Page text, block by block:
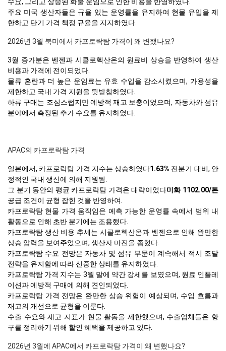
수요, 그리고 상승된 화물 운임으로 인한 비용을 반영하였다.
주요 미국 생산자들은 규율 있는 운영률을 유지하여 현물 유입을 제
한하고 단기 가격 책정 규율을 지지하였다.
2026년 3월 북미에서 카프로락탐 가격이 왜 변했나요?
3월 증가분은 벤젠과 시클로헥산온의 원료비 상승을 반영하여 생산
비용과 가격에 전이되었다.
물류 혼란과 더 높은 운임료는 유효 수입을 감소시켰으며, 가용성을
제한하고 국내 가격 지원을 뒷받침하였다.
하류 구매는 조심스럽지만 예방적 재고 보충이었으며, 자동차와 섬유
분야에서 측정된 추가 수요를 유지하였다.
APAC의 카프로락탐 가격
일본에서, 카프로락탐 가격 지수는 상승하였다1.63% 전분기 대비, 안
정적인 국내 생산에 의해 지원됨.
그 분기 동안의 평균 카프로락탐 가격은 대략이었다미화 1102.00/톤
공급 조건이 균형 잡힌 것을 반영하여.
카프로락탐 현물 가격 움직임은 예측 가능한 운영률 속에서 범위 내
활동으로 인해 초반 분기에는 조용했다.
카프로락탐 생산 비용 추세는 시클로헥산온과 벤젠으로 인해 완만한
상승 압력을 보여주었으며, 생산자 마진을 좁혔다.
카프로락탐 수요 전망은 자동차 및 섬유 부문이 계속해서 적시 조달
전략을 유지함에 따라 신중한 상태를 유지하였다.
카프로락탐 가격 지수는 3월 말에 약간 강세를 보였으며, 원료 인플레
이션과 예방적 구매에 의해 견인되었다.
카프로락탐 가격 전망은 완만한 상승 위험이 예상되며, 수입 흐름과
재고의 개선으로 균형을 이룬다.
수출 수요와 재고 지표가 현물 활동을 제한했으며, 수출업체들은 항
구를 정리하기 위해 할인 혜택을 제공하고 있다.
2026년 3월에 APAC에서 카프로락탐 가격이 왜 변했나요?